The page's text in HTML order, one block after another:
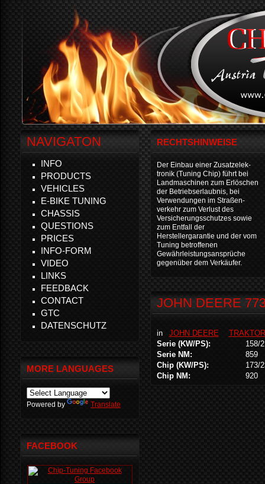
RECHTSHINWEISE
Der Einbau einer Zusatzelek-
tronik (Tuning Chip) führt bei
Landmaschinen zum Erlöschen
der Betriebserlaubnis, bei
Verwendungen im Straßen-
verkehr zum Verlust des
Versicherungsschutzes sowie
zum Entfall der
Herstellergarantie und der vom
Tuning betroffenen
Gewährleistungsansprüche
gegenüber dem Verkäufer.
JOHN DEERE
in JOHN DEERE
Serie (KW/PS):
158/
Serie NM:
859
Chip (KW/PS):
173/
Chip NM:
920
NAVIGATON
INFO
PRODUCTS
VEHICLES
E-BIKE TUNING
CHASSIS
QUESTIONS
PRICES
INFO-FORM
VIDEO
LINKS
FEEDBACK
CONTACT
GTC
DATENSCHUTZ
MORE LANGUAGES
Powered by Translate
FACEBOOK